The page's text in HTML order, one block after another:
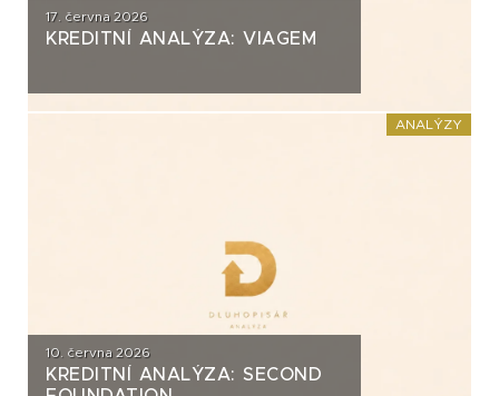
17. června 2026
KREDITNÍ ANALÝZA: VIAGEM
ANALÝZY
10. června 2026
KREDITNÍ ANALÝZA: SECOND